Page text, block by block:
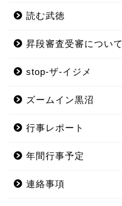
読む武徳
昇段審査受審について
stop-ザ-イジメ
ズームイン黒沼
行事レポート
年間行事予定
連絡事項